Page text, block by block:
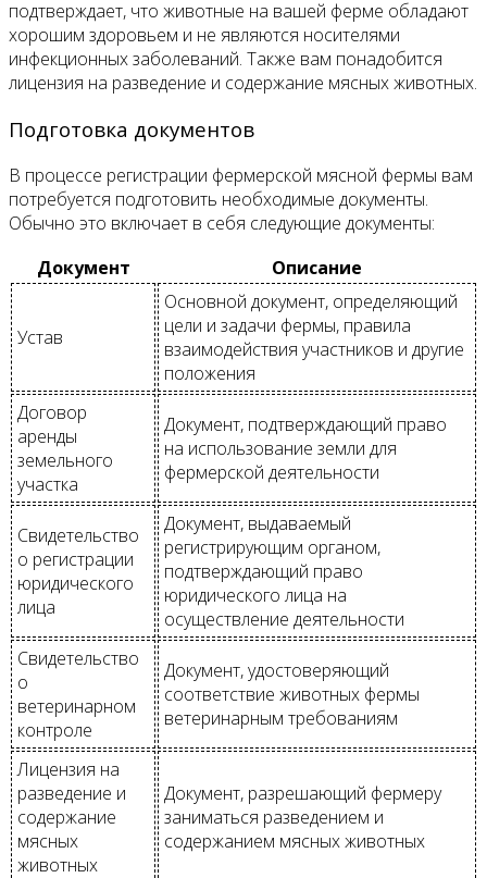
подтверждает, что животные на вашей ферме обладают
хорошим здоровьем и не являются носителями
инфекционных заболеваний. Также вам понадобится
лицензия на разведение и содержание мясных животных.
Подготовка документов
В процессе регистрации фермерской мясной фермы вам
потребуется подготовить необходимые документы.
Обычно это включает в себя следующие документы:
Документ
Описание
Устав
Основной документ, определяющий
цели и задачи фермы, правила
взаимодействия участников и другие
положения
Договор
аренды
земельного
участка
Документ, подтверждающий право
на использование земли для
фермерской деятельности
Свидетельство
о регистрации
юридического
лица
Документ, выдаваемый
регистрирующим органом,
подтверждающий право
юридического лица на
осуществление деятельности
Свидетельство
о
ветеринарном
контроле
Документ, удостоверяющий
соответствие животных фермы
ветеринарным требованиям
Лицензия на
разведение и
содержание
мясных
животных
Документ, разрешающий фермеру
заниматься разведением и
содержанием мясных животных